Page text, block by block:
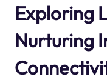
Exploring
Nurturing